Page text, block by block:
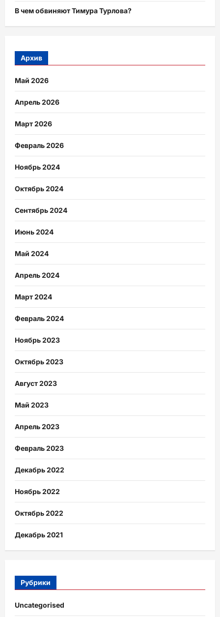
В чем обвиняют Тимура Турлова?
Архив
Май 2026
Апрель 2026
Март 2026
Февраль 2026
Ноябрь 2024
Октябрь 2024
Сентябрь 2024
Июнь 2024
Май 2024
Апрель 2024
Март 2024
Февраль 2024
Ноябрь 2023
Октябрь 2023
Август 2023
Май 2023
Апрель 2023
Февраль 2023
Декабрь 2022
Ноябрь 2022
Октябрь 2022
Декабрь 2021
Рубрики
Uncategorised